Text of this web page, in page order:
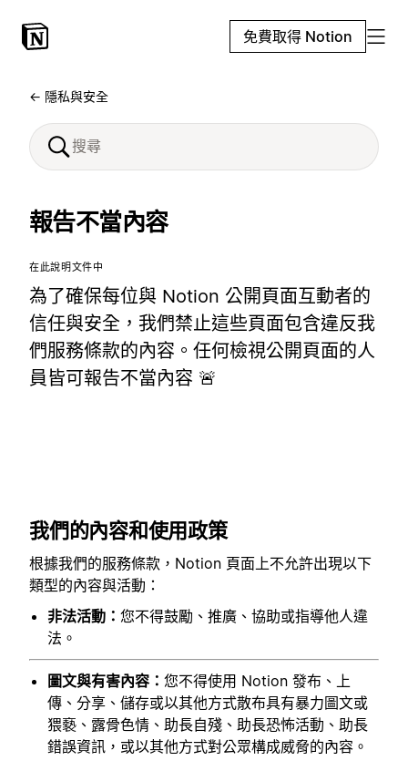
免費取得 Notion
← 隱私與安全
報告不當內容
在此說明文件中
為了確保每位與 Notion 公開頁面互動者的
信任與安全，我們禁止這些頁面包含違反我
們服務條款的內容。任何檢視公開頁面的人
員皆可報告不當內容 🚨
我們的內容和使用政策
根據我們的服務條款，Notion 頁面上不允許出現以下
類型的內容與活動：
非法活動： 您不得鼓勵、推廣、協助或指導他人違
法。
圖文與有害內容： 您不得使用 Notion 發布、上
傳、分享、儲存或以其他方式散布具有暴力圖文或
猥褻、露骨色情、助長自殘、助長恐怖活動、助長
錯誤資訊，或以其他方式對公眾構成威脅的內容。